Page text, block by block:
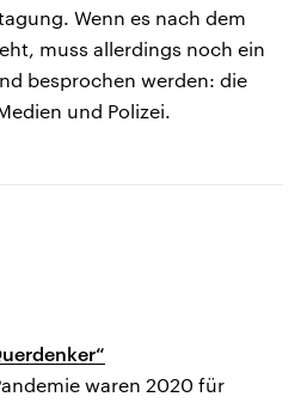
Wenn es nach dem
muss allerdings noch ein
besprochen werden: die
und Polizei.
waren 2020 für